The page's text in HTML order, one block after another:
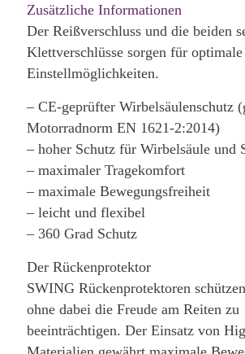
Zusätzliche Informationen
Der Reißverschluss und die beiden
Klettverschlüsse sorgen für optimale
Einstellmöglichkeiten.
– CE-geprüfter Wirbelsäulenschutz
Motorradnorm EN 1621-2:2014)
– hoher Schutz für Wirbelsäule und
– maximaler Tragekomfort
– maximale Bewegungsfreiheit
– leicht und flexibel
– 360 Grad Schutz
Der Rückenprotektor
SWING Rückenprotektoren
ohne dabei die Freude am Reiten zu
beeinträchtigen. Der Einsatz von